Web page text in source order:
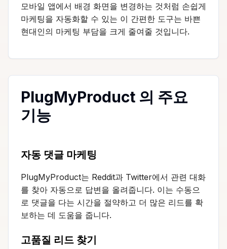
모바일 앱에서 배경 화면을 변경하는 것처럼 손쉽게
마케팅을 자동화할 수 있는 이 간편한 도구는 바쁜
현대인의 마케팅 부담을 크게 줄여줄 것입니다.
PlugMyProduct 의 주요
기능
자동 댓글 마케팅
PlugMyProduct는 Reddit과 Twitter에서 관련 대화
를 찾아 자동으로 답변을 올려줍니다. 이는 수동으
로 댓글을 다는 시간을 절약하고 더 많은 리드를 확
보하는 데 도움을 줍니다.
고품질 리드 찾기